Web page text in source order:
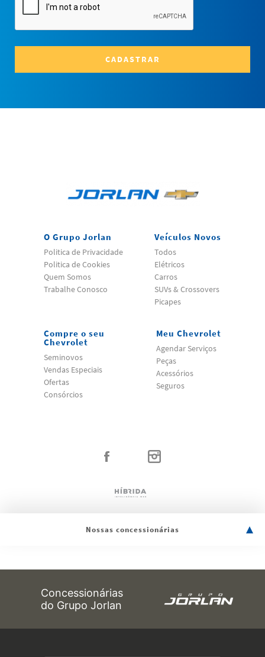
CADASTRAR
O Grupo Jorlan
Politica de Privacidade
Politica de Cookies
Quem Somos
Trabalhe Conosco
Veículos Novos
Todos
Elétricos
Carros
SUVs & Crossovers
Picapes
Compre o seu
Chevrolet
Seminovos
Vendas Especiais
Ofertas
Consórcios
Meu Chevrolet
Agendar Serviços
Peças
Acessórios
Seguros
Nossas concessionárias
Concessionárias
do Grupo Jorlan